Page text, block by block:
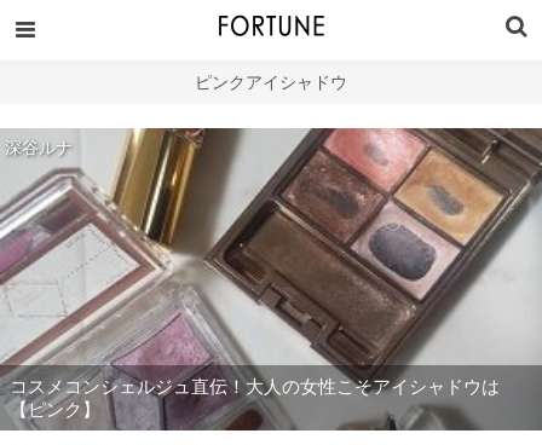
ピンクアイシャドウ
深谷ルナ
コスメコンシェルジュ直伝！大人の女性こそアイシャドウは
【ピンク】